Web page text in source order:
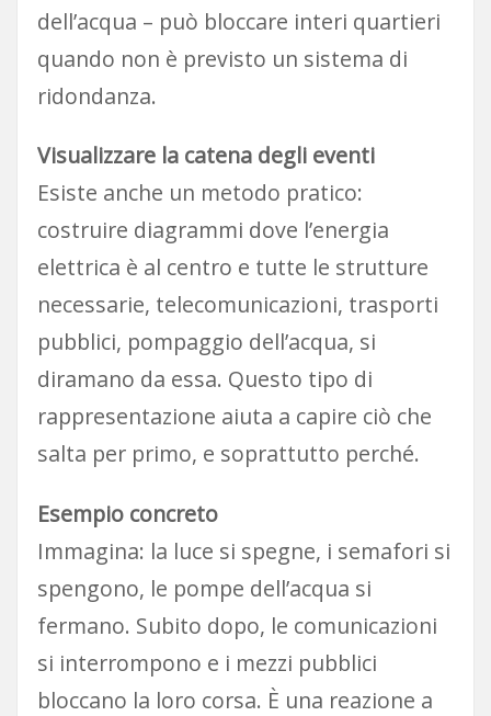
dell’acqua – può bloccare interi quartieri
quando non è previsto un sistema di
ridondanza.
Visualizzare la catena degli eventi
Esiste anche un metodo pratico:
costruire diagrammi dove l’energia
elettrica è al centro e tutte le strutture
necessarie, telecomunicazioni, trasporti
pubblici, pompaggio dell’acqua, si
diramano da essa. Questo tipo di
rappresentazione aiuta a capire ciò che
salta per primo, e soprattutto perché.
Esempio concreto
Immagina: la luce si spegne, i semafori si
spengono, le pompe dell’acqua si
fermano. Subito dopo, le comunicazioni
si interrompono e i mezzi pubblici
bloccano la loro corsa. È una reazione a